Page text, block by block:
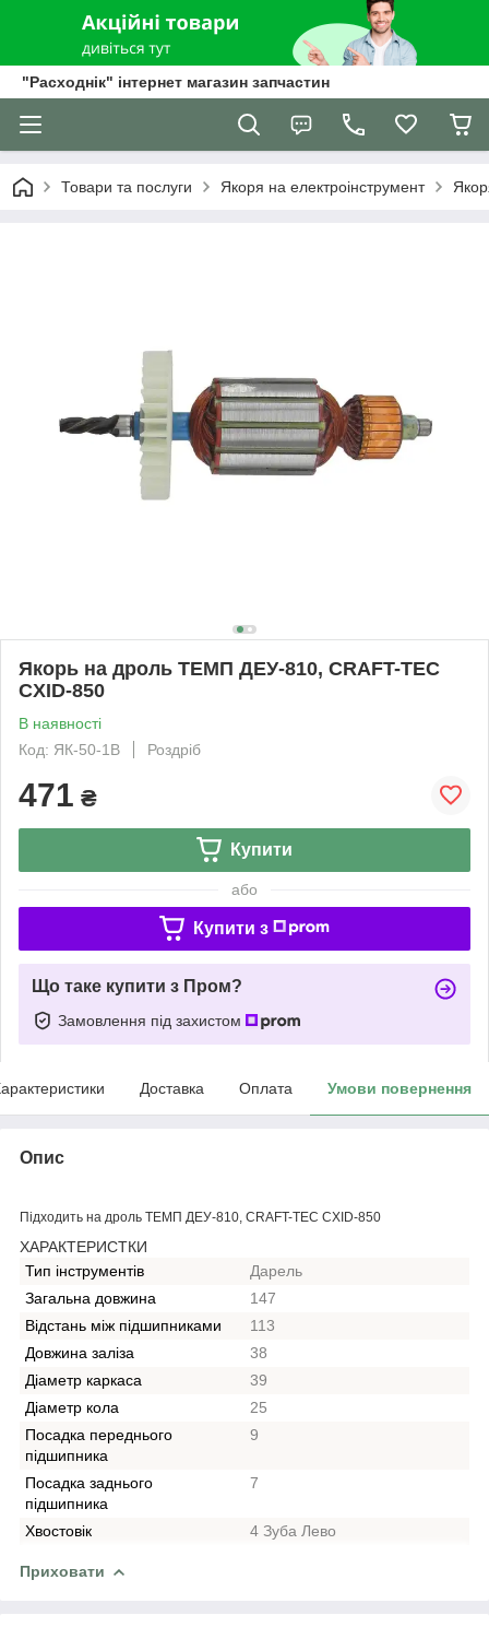
"Расходнік" інтернет магазин запчастин
Товари та послуги Якоря на електроінструмент
Якорь на дроль ТЕМП ДЕУ-810, CRAFT-TEC
CXID-850
В наявності
Код: ЯК-50-1B
Роздріб
471 ₴
Купити
або
Купити з
Що таке купити з Пром?
Замовлення під захистом
Доставка Оплата Умови повернення
Опис
Підходить на дроль ТЕМП ДЕУ-810, CRAFT-TEC CXID-850
ХАРАКТЕРИСТКИ
Тип інструментів
Дарель
Загальна довжина
147
Відстань між підшипниками
113
Довжина заліза
38
Діаметр каркаса
39
Діаметр кола
25
Посадка переднього
підшипника
9
Посадка заднього
підшипника
7
Хвостовік 4 Зуба Лево
Приховати